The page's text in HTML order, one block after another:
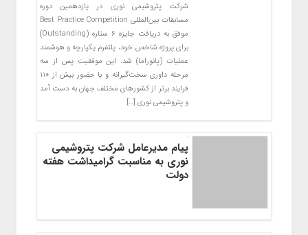
شرکت پتروشیمی نوری در یازدهمین دوره
مسابقات بین‌المللی Best Practice Competition
موفق به دریافت جایزه ۶ ستاره (Outstanding)
برای پروژه شاخص خود، پلتفرم یکپارچه و هوشمند
عملیات (پانوراما) شد. این موفقیت پس از سه
مرحله داوری سخت‌گیرانه و با حضور بیش از ۱۱۰
فرایند برتر از کشورهای مختلف جهان به دست آمد
و پتروشیمی نوری […]
پیام مدیرعامل شرکت پتروشیمی
نوری به مناسبت گرامیداشت هفته
دولت